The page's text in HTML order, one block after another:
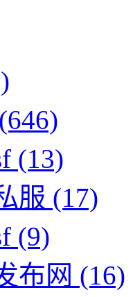
(646)
(13)
服 (17)
(9)
布网 (16)